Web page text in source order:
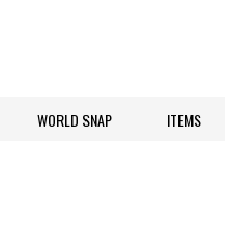
WORLD SNAP ITEMS